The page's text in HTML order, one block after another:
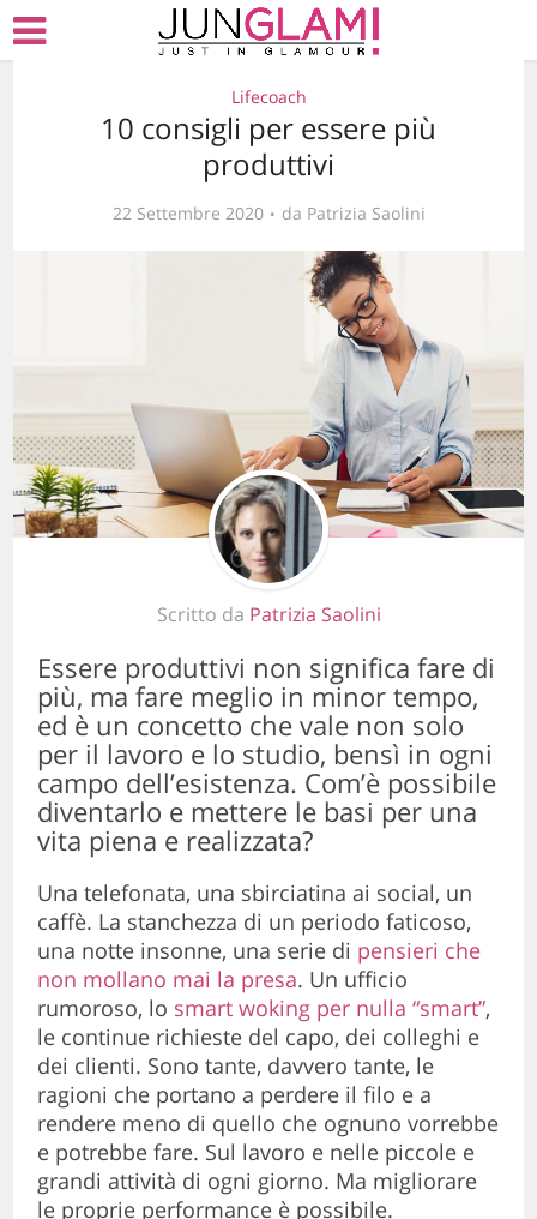
Lifecoach
10 consigli per essere più
produttivi
22 Settembre 2020 da Patrizia Saolini
Scritto da Patrizia Saolini
Essere produttivi non significa fare di
più, ma fare meglio in minor tempo,
ed è un concetto che vale non solo
per il lavoro e lo studio, bensì in ogni
campo dell’esistenza. Com’è possibile
diventarlo e mettere le basi per una
vita piena e realizzata?
Una telefonata, una sbirciatina ai social, un
caffè. La stanchezza di un periodo faticoso,
una notte insonne, una serie di pensieri che
non mollano mai la presa. Un ufficio
rumoroso, lo smart woking per nulla “smart”,
le continue richieste del capo, dei colleghi e
dei clienti. Sono tante, davvero tante, le
ragioni che portano a perdere il filo e a
rendere meno di quello che ognuno vorrebbe
e potrebbe fare. Sul lavoro e nelle piccole e
grandi attività di ogni giorno. Ma migliorare
le proprie performance è possibile.